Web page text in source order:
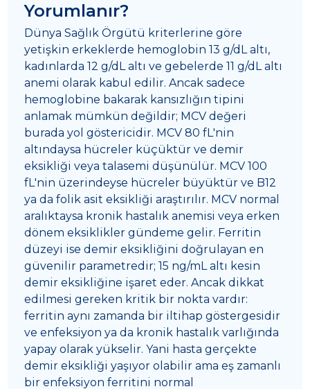
Yorumlanır?
Dünya Sağlık Örgütü kriterlerine göre
yetişkin erkeklerde hemoglobin 13 g/dL altı,
kadınlarda 12 g/dL altı ve gebelerde 11 g/dL altı
anemi olarak kabul edilir. Ancak sadece
hemoglobine bakarak kansızlığın tipini
anlamak mümkün değildir; MCV değeri
burada yol göstericidir. MCV 80 fL'nin
altındaysa hücreler küçüktür ve demir
eksikliği veya talasemi düşünülür. MCV 100
fL'nin üzerindeyse hücreler büyüktür ve B12
ya da folik asit eksikliği araştırılır. MCV normal
aralıktaysa kronik hastalık anemisi veya erken
dönem eksiklikler gündeme gelir. Ferritin
düzeyi ise demir eksikliğini doğrulayan en
güvenilir parametredir; 15 ng/mL altı kesin
demir eksikliğine işaret eder. Ancak dikkat
edilmesi gereken kritik bir nokta vardır:
ferritin aynı zamanda bir iltihap göstergesidir
ve enfeksiyon ya da kronik hastalık varlığında
yapay olarak yükselir. Yani hasta gerçekte
demir eksikliği yaşıyor olabilir ama eş zamanlı
bir enfeksiyon ferritini normal